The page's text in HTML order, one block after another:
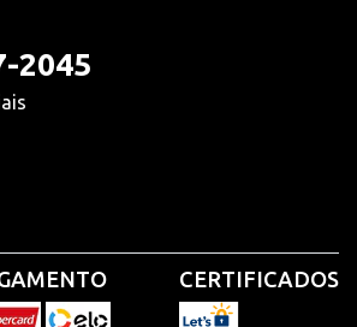
2045
CERTIFICADOS